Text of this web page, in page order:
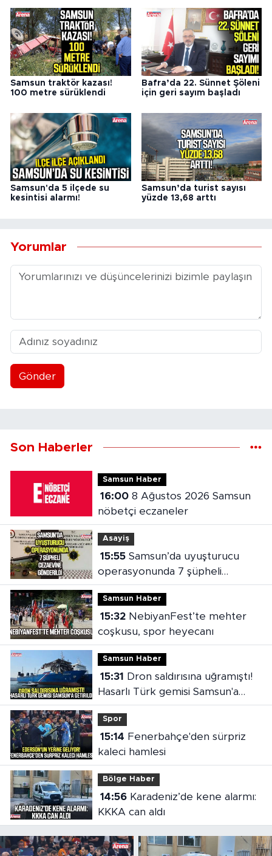
Samsun traktör kazası!
100 metre sürüklendi
Bafra’da 22. Sünnet Şöleni
için geri sayım başladı
Samsun'da 5 ilçede su
kesintisi alarmı!
Samsun’da turist sayısı
yüzde 13,68 arttı
Yorumlar
Gönder
Son Haberler
Samsun Haber
16:008 Ağustos 2026 Samsun
nöbetçi eczaneler
Asayiş
15:55Samsun’da uyuşturucu
operasyonunda 7 şüpheli
cezaevine gönderildi
Samsun Haber
15:32NebiyanFest’te mehter
coşkusu, spor heyecanı
Samsun Haber
15:31
Hasarlı Türk gemisi Samsun'a
getirildi
Spor
15:14
kaleci hamlesi
Bölge Haber
14:56Karadeniz’de kene alarmı:
KKKA can aldı